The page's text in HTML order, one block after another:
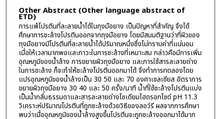
Other Abstract (Other language abstract of
ETD)
การแพ้โปรตีนที่ละลายน้ำได้ในถุงมือยาง เป็นปัญหาที่สำคัญ จึงได้
ศึกษาการชะล้างโปรตีนออกจากถุงมือยาง โดยมีสมมติฐานว่าที่ผิวของ
ถุงมือยางมีโปรตีนที่ละลายน้ำได้ปริมาณหนึ่งซึ่งไม่ทราบค่าที่แน่นอน
เมื่อให้เวลามากพอและภาวะในการชะล้างที่เหมาะสม กล่าวคือมีการเพิ่ม
อุณหภูมิของน้ำล้าง การขยายผิวถุงมือยาง และการใช้สารละลายด่าง
ในการชะล้าง ก็จะทำให้ชะล้างโปรตีนออกมาได้ จึงทำการทดลองโดย
แปรอุณหภูมิของน้ำล้างเป็น 30 50 และ 70 องศาเซลเซียส อัตราการ
ขยายผิวถุงมือยาง 30 40 และ 50 ครั้ง/นาที น้ำที่ใช้ชะล้างโปรตีนแบ่ง
เป็นน้ำกลั่นธรรมดาและสารละลายด่างโซเดียมไฮดรอกไซด์ pH 11.3
วิเคราะห์ปริมาณโปรตีนที่ถูกชะล้างด้วยวิธีของลอว์รี ผลจากการศึกษา
พบว่าเมื่ออุณหภูมิของน้ำล้างสูงขึ้นโปรตีนจะถูกชะล้างออกมาได้มาก